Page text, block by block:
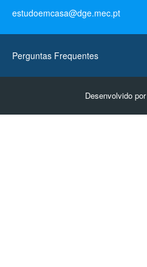
estudoemcasa@dge.mec.pt
Perguntas Frequentes
Desenvolvido por